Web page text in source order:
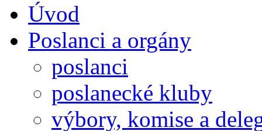
Úvod
Poslanci a orgány
poslanci
poslanecké kluby
výbory, komise a